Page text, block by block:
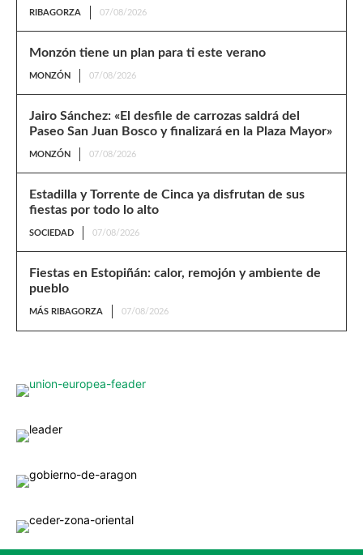
RIBAGORZA 07/08/2026
Monzón tiene un plan para ti este verano
MONZÓN 07/08/2026
Jairo Sánchez: «El desfile de carrozas saldrá del
Paseo San Juan Bosco y finalizará en la Plaza Mayor»
MONZÓN 07/08/2026
Estadilla y Torrente de Cinca ya disfrutan de sus
fiestas por todo lo alto
SOCIEDAD 07/08/2026
Fiestas en Estopiñán: calor, remojón y ambiente de
pueblo
MÁS RIBAGORZA 07/08/2026